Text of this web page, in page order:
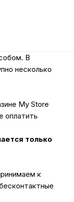
В
несколько
My Store
оплатить
только
к